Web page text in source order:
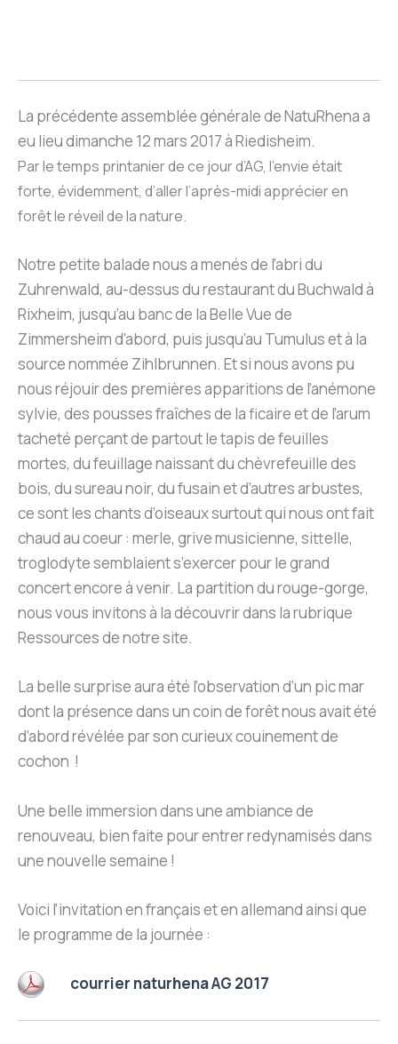
La précédente assemblée générale de NatuRhena a
eu lieu dimanche 12 mars 2017 à Riedisheim.
Par le temps printanier de ce jour d’AG, l’envie était
forte, évidemment, d’aller l’après-midi apprécier en
forêt le réveil de la nature.
Notre petite balade nous a menés de l’abri du
Zuhrenwald, au-dessus du restaurant du Buchwald à
Rixheim, jusqu’au banc de la Belle Vue de
Zimmersheim d’abord, puis jusqu’au Tumulus et à la
source nommée Zihlbrunnen. Et si nous avons pu
nous réjouir des premières apparitions de l’anémone
sylvie, des pousses fraîches de la ficaire et de l’arum
tacheté perçant de partout le tapis de feuilles
mortes, du feuillage naissant du chèvrefeuille des
bois, du sureau noir, du fusain et d’autres arbustes,
ce sont les chants d’oiseaux surtout qui nous ont fait
chaud au coeur : merle, grive musicienne, sittelle,
troglodyte semblaient s’exercer pour le grand
concert encore à venir. La partition du rouge-gorge,
nous vous invitons à la découvrir dans la rubrique
Ressources de notre site.
La belle surprise aura été l’observation d’un pic mar
dont la présence dans un coin de forêt nous avait été
d’abord révélée par son curieux couinement de
cochon !
Une belle immersion dans une ambiance de
renouveau, bien faite pour entrer redynamisés dans
une nouvelle semaine !
Voici l’invitation en français et en allemand ainsi que
le programme de la journée :
courrier naturhena AG 2017